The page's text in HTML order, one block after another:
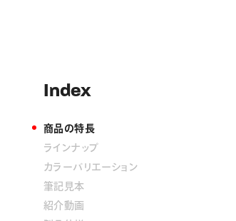
Index
商品の特長
ラインナップ
カラーバリエーション
筆記見本
紹介動画